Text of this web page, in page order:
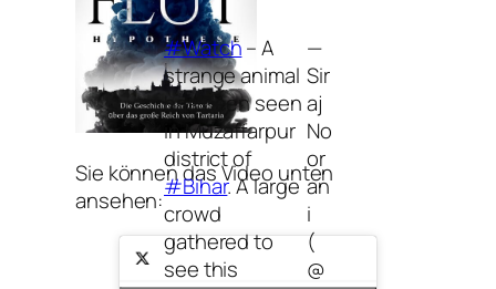
Sie können das Video unten
ansehen:
#Watch– A
strange animal
has been seen
in Muzaffarpur
district of
#Bihar. A large
crowd
gathered to
see this
—
Sir
aj
No
or
an
i
(
@